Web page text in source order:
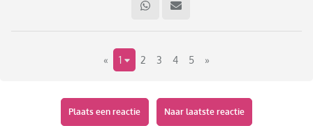
« 1 2 3 4 5 »
Plaats een reactie Naar laatste reactie